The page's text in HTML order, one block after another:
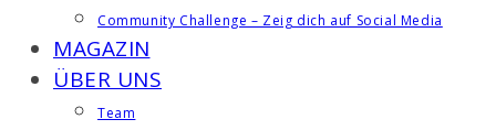
Community Challenge – Zeig dich auf Social Media
MAGAZIN
ÜBER UNS
Team